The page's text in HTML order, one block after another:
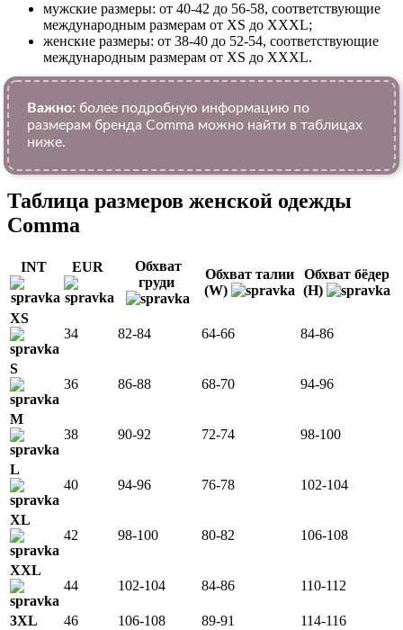
мужские размеры: от 40-42 до 56-58, соответствующие
международным размерам от XS до XXXL;
женские размеры: от 38-40 до 52-54, соответствующие
международным размерам от XS до XXXL.
Важно: более подробную информацию по
размерам бренда Comma можно найти в таблицах
ниже.
Таблица размеров женской одежды
Comma
INT EUR
Обхват
груди
Обхват талии
(W)
Обхват бёдер
(H)
XS
34
82-84 64-66 84-86
S
36
86-88 68-70 94-96
M
38
90-92 72-74 98-100
L
40
94-96 76-78 102-104
XL
42
98-100 80-82 106-108
XXL
44
102-104 84-86 110-112
3XL 46 106-108 89-91 114-116